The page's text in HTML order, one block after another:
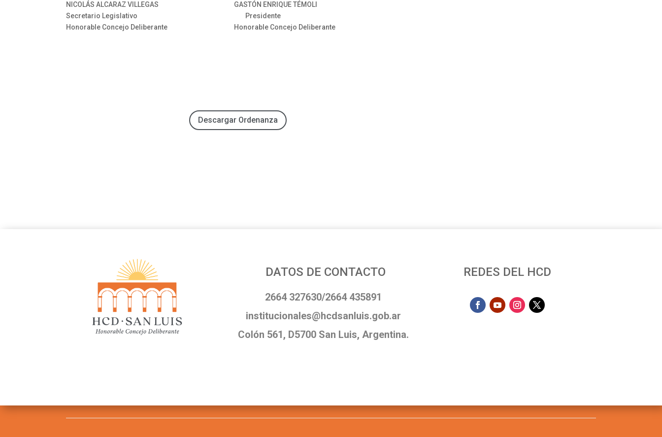
NICOLÁS ALCARAZ VILLEGAS GASTÓN ENRIQUE TÉMOLI
Secretario Legislativo Presidente
Honorable Concejo Deliberante Honorable Concejo Deliberante
Descargar Ordenanza
DATOS DE CONTACTO
2664 327630/2664 435891
institucionales@hcdsanluis.gob.ar
Colón 561, D5700 San Luis, Argentina.
REDES DEL HCD